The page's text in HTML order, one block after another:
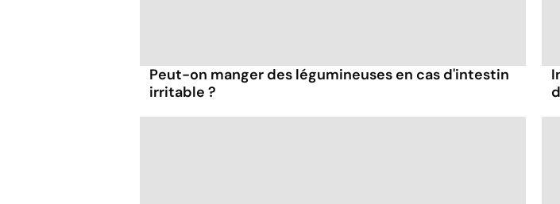
Peut-on manger des légumineuses en cas d'intestin
irritable ?